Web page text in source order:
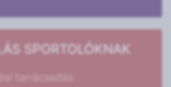
SPORTOLÓKNAK
tanácsadás